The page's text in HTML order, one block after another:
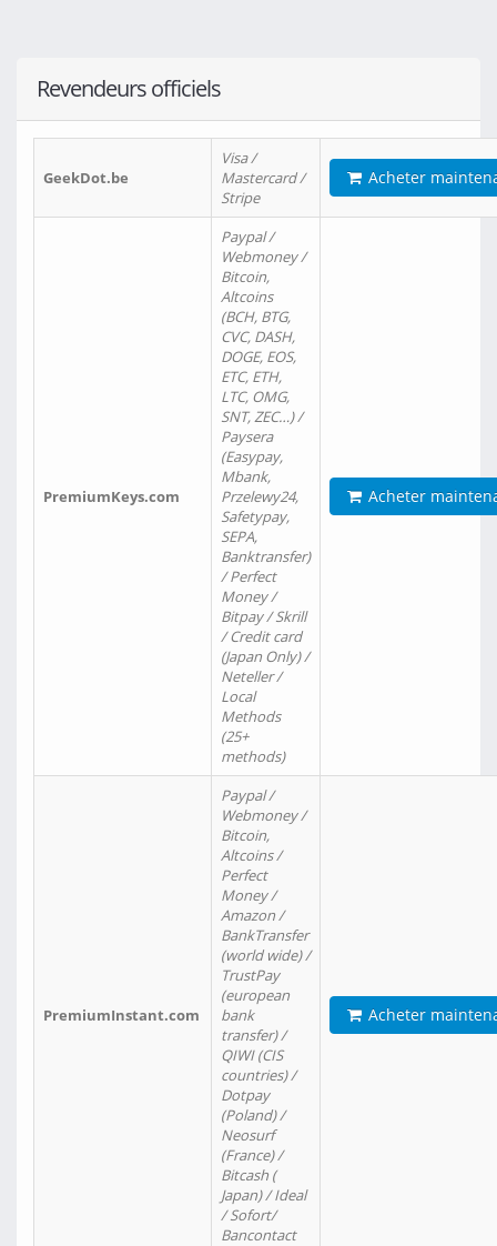
Revendeurs officiels
GeekDot.be
Visa /
Mastercard /
Stripe
Acheter
PremiumKeys.com
Paypal /
Webmoney /
Bitcoin,
Altcoins
(BCH, BTG,
CVC, DASH,
DOGE, EOS,
ETC, ETH,
LTC, OMG,
SNT, ZEC…) /
Paysera
(Easypay,
Mbank,
Przelewy24,
Safetypay,
SEPA,
Banktransfer)
/ Perfect
Money /
Bitpay / Skrill
/ Credit card
(Japan Only) /
Neteller /
Local
Methods
(25+
methods)
Acheter
PremiumInstant.com
Paypal /
Webmoney /
Bitcoin,
Altcoins /
Perfect
Money /
Amazon /
BankTransfer
(world wide) /
TrustPay
(european
bank
transfer) /
QIWI (CIS
countries) /
Dotpay
(Poland) /
Neosurf
(France) /
Bitcash (
Japan) / Ideal
/ Sofort/
Bancontact
Acheter